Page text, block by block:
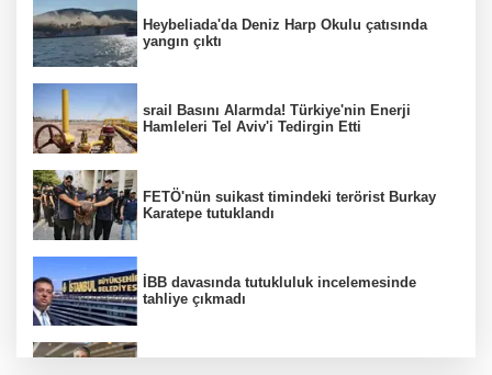
Heybeliada'da Deniz Harp Okulu çatısında
yangın çıktı
srail Basını Alarmda! Türkiye'nin Enerji
Hamleleri Tel Aviv'i Tedirgin Etti
FETÖ'nün suikast timindeki terörist Burkay
Karatepe tutuklandı
İBB davasında tutukluluk incelemesinde
tahliye çıkmadı